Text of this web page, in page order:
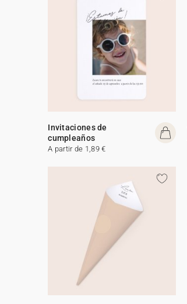
Invitaciones de
cumpleaños
A partir de 1,89 €